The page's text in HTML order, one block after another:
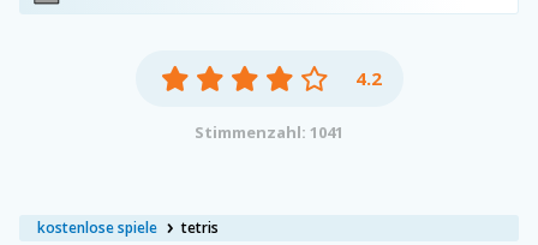
kostenlose spiele tetris
4.2
Stimmenzahl: 1041